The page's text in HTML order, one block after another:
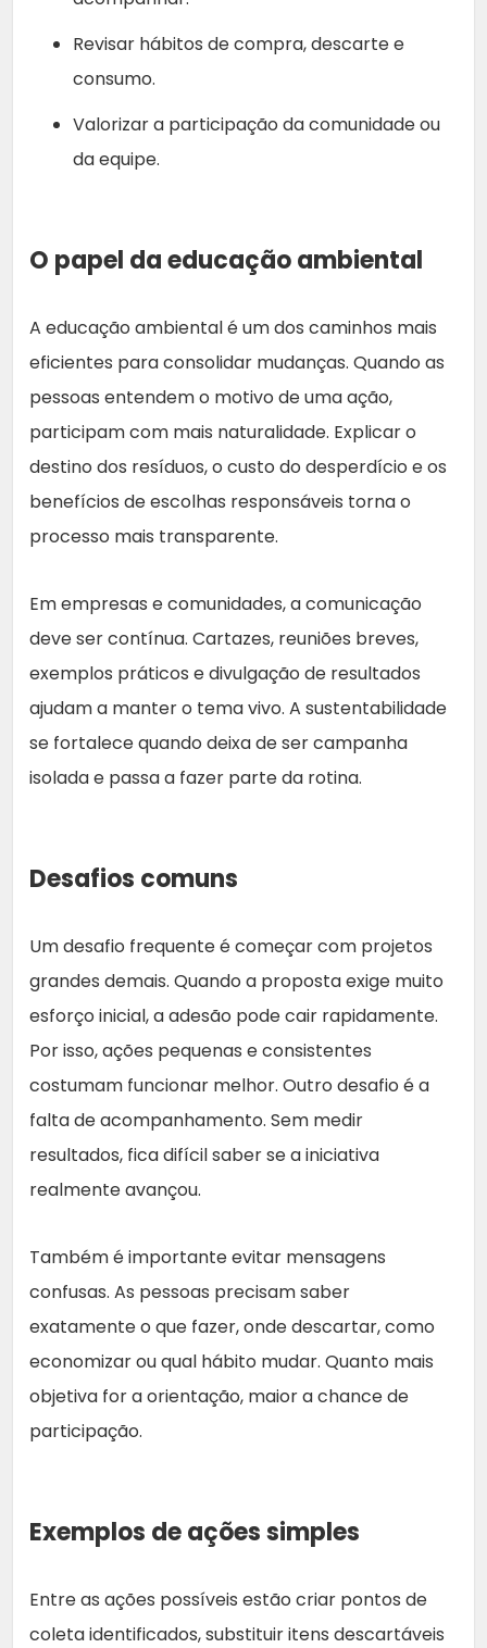
Revisar hábitos de compra, descarte e
consumo.
Valorizar a participação da comunidade ou
da equipe.
O papel da educação ambiental
A educação ambiental é um dos caminhos mais
eficientes para consolidar mudanças. Quando as
pessoas entendem o motivo de uma ação,
participam com mais naturalidade. Explicar o
destino dos resíduos, o custo do desperdício e os
benefícios de escolhas responsáveis torna o
processo mais transparente.
Em empresas e comunidades, a comunicação
deve ser contínua. Cartazes, reuniões breves,
exemplos práticos e divulgação de resultados
ajudam a manter o tema vivo. A sustentabilidade
se fortalece quando deixa de ser campanha
isolada e passa a fazer parte da rotina.
Desafios comuns
Um desafio frequente é começar com projetos
grandes demais. Quando a proposta exige muito
esforço inicial, a adesão pode cair rapidamente.
Por isso, ações pequenas e consistentes
costumam funcionar melhor. Outro desafio é a
falta de acompanhamento. Sem medir
resultados, fica difícil saber se a iniciativa
realmente avançou.
Também é importante evitar mensagens
confusas. As pessoas precisam saber
exatamente o que fazer, onde descartar, como
economizar ou qual hábito mudar. Quanto mais
objetiva for a orientação, maior a chance de
participação.
Exemplos de ações simples
Entre as ações possíveis estão criar pontos de
coleta identificados, substituir itens descartáveis